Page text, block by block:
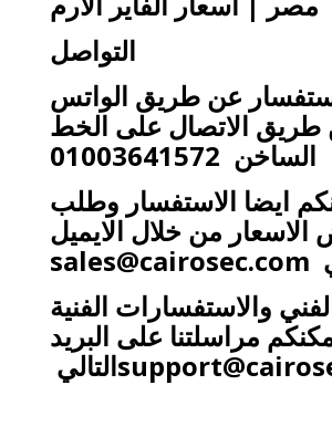
التواصل
عن طريق الواتس
الاتصال على الخط
الساخن 01003641572
ايضا الاستفسار وطلب
من خلال الايميل
sales@cairosec.com
والاستفسارات الفنية
مراسلتنا على البريد
التالي